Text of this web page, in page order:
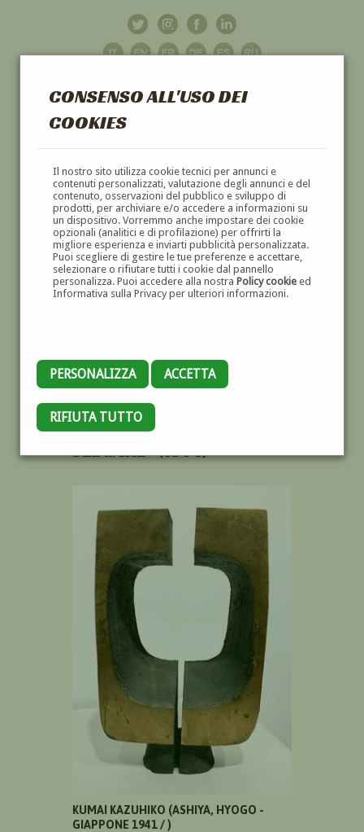
CONSENSO ALL'USO DEI
COOKIES
Il nostro sito utilizza cookie tecnici per annunci e
contenuti personalizzati, valutazione degli annunci e del
contenuto, osservazioni del pubblico e sviluppo di
prodotti, per archiviare e/o accedere a informazioni su
un dispositivo. Vorremmo anche impostare dei cookie
opzionali (analitici e di profilazione) per offrirti la
migliore esperienza e inviarti pubblicità personalizzata.
Puoi scegliere di gestire le tue preferenze e accettare,
selezionare o rifiutare tutti i cookie dal pannello
personalizza. Puoi accedere alla nostra Policy cookieed
Informativa sulla Privacy per ulteriori informazioni.
PERSONALIZZA ACCETTA
RIFIUTA TUTTO
GALLERIAD'ARTE
DIPINTI E SCULTURE '800 E '900
解く – HODOKU -
SLEGARE * (1974)
KUMAI KAZUHIKO (ASHIYA, HYOGO -
GIAPPONE 1941 / )